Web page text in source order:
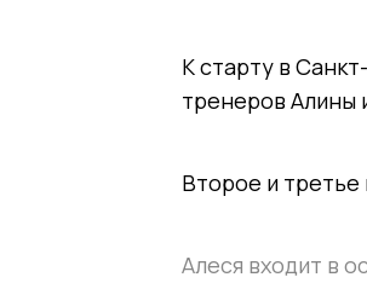
К старту в
тренеров Алины
Второе и третье
Алеся входит в